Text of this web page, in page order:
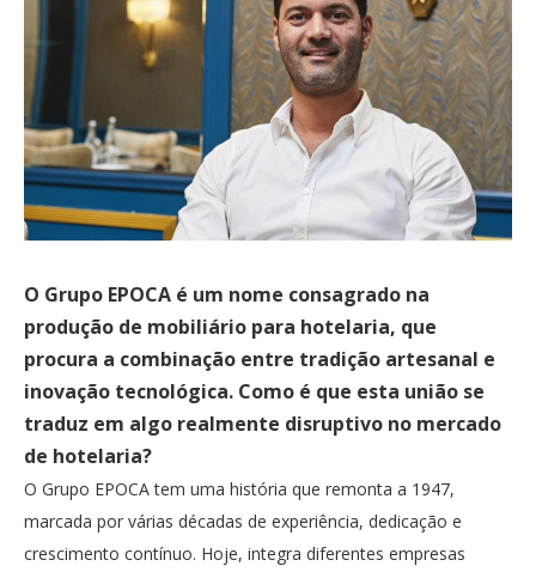
O Grupo EPOCA é um nome consagrado na
produção de mobiliário para hotelaria, que
procura a combinação entre tradição artesanal e
inovação tecnológica. Como é que esta união se
traduz em algo realmente disruptivo no mercado
de hotelaria?
O Grupo EPOCA tem uma história que remonta a 1947,
marcada por várias décadas de experiência, dedicação e
crescimento contínuo. Hoje, integra diferentes empresas